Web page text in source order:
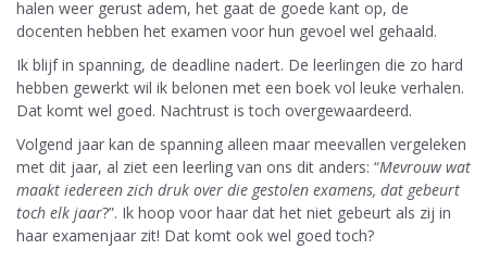
halen weer gerust adem, het gaat de goede kant op, de
docenten hebben het examen voor hun gevoel wel gehaald.
Ik blijf in spanning, de deadline nadert. De leerlingen die zo hard
hebben gewerkt wil ik belonen met een boek vol leuke verhalen.
Dat komt wel goed. Nachtrust is toch overgewaardeerd.
Volgend jaar kan de spanning alleen maar meevallen vergeleken
met dit jaar, al ziet een leerling van ons dit anders: “Mevrouw wat
maakt iedereen zich druk over die gestolen examens, dat gebeurt
toch elk jaar?”. Ik hoop voor haar dat het niet gebeurt als zij in
haar examenjaar zit! Dat komt ook wel goed toch?